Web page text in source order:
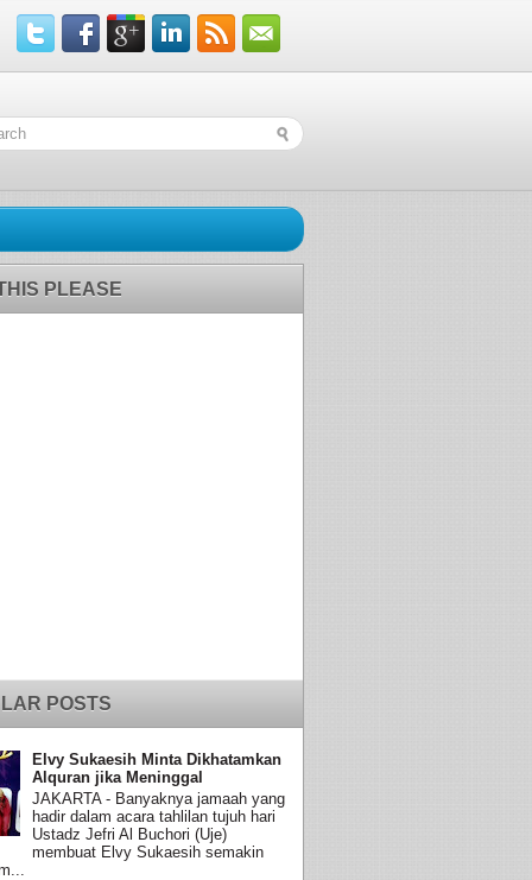
PLEASE
POSTS
Elvy Sukaesih Minta Dikhatamkan
Alquran jika Meninggal
JAKARTA - Banyaknya jamaah yang
hadir dalam acara tahlilan tujuh hari
Ustadz Jefri Al Buchori (Uje)
membuat Elvy Sukaesih semakin